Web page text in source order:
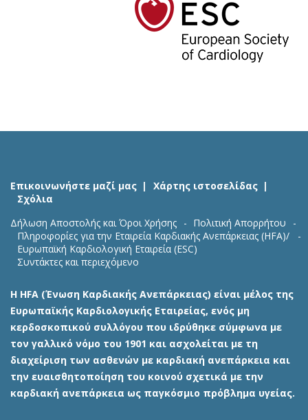
Επικοινωνήστε μαζί μας
Χάρτης ιστοσελίδας
Σχόλια
Δήλωση Αποστολής και Όροι Χρήσης
Πολιτική Απορρήτου
Πληροφορίες για την Εταιρεία Καρδιακής Ανεπάρκειας (HFA)/
Ευρωπαϊκή Καρδιολογική Εταιρεία (ESC)
Συντάκτες και περιεχόμενο
Η HFA (Ένωση Καρδιακής Ανεπάρκειας) είναι μέλος της
Ευρωπαϊκής Καρδιολογικής Εταιρείας, ενός μη
κερδοσκοπικού συλλόγου που ιδρύθηκε σύμφωνα με
τον γαλλικό νόμο του 1901 και ασχολείται με τη
διαχείριση των ασθενών με καρδιακή ανεπάρκεια και
την ευαισθητοποίηση του κοινού σχετικά με την
καρδιακή ανεπάρκεια ως παγκόσμιο πρόβλημα υγείας.